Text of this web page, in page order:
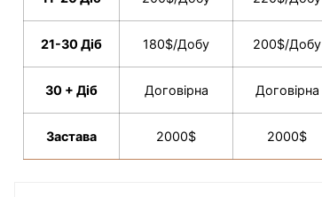
21-30 Діб 180$/Добу 200$/Добу
30 + Діб Договірна Договірна
Застава 2000$ 2000$